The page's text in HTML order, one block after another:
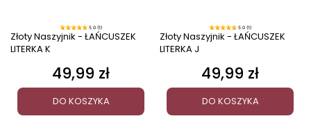
5.0 (1)
Złoty Naszyjnik - ŁAŃCUSZEK
LITERKA K
Cena
49,99 zł
DO KOSZYKA
5.0 (1)
Złoty Naszyjnik - ŁAŃCUSZEK
LITERKA J
Cena
49,99 zł
DO KOSZYKA